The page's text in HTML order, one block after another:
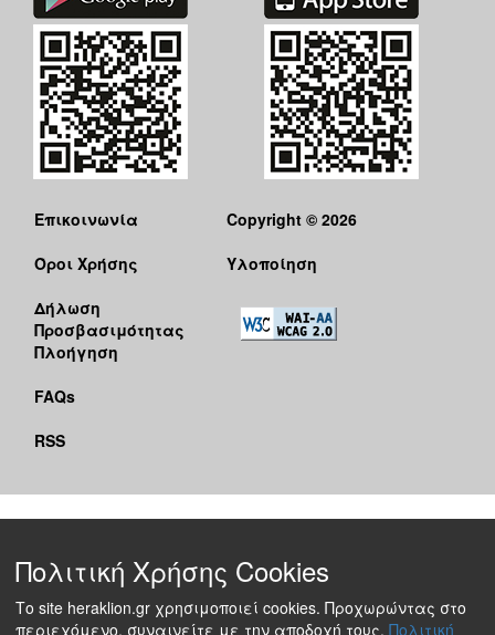
Επικοινωνία
Όροι Χρήσης
Δήλωση
Προσβασιμότητας
Πλοήγηση
FAQs
RSS
Copyright © 2026
Υλοποίηση
Πολιτική Χρήσης Cookies
Το site heraklion.gr χρησιμοποιεί cookies. Προχωρώντας στο
περιεχόμενο, συναινείτε με την αποδοχή τους. Πολιτική